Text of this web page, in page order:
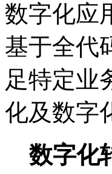
数字化应
基于全代
足特定业
化及数字
数字化转